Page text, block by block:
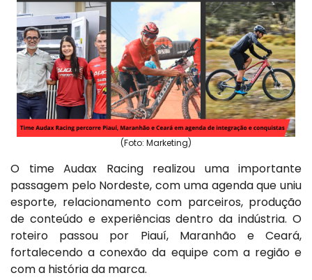
(Foto: Marketing)
O time Audax Racing realizou uma importante
passagem pelo Nordeste, com uma agenda que uniu
esporte, relacionamento com parceiros, produção
de conteúdo e experiências dentro da indústria. O
roteiro passou por Piauí, Maranhão e Ceará,
fortalecendo a conexão da equipe com a região e
com a história da marca.